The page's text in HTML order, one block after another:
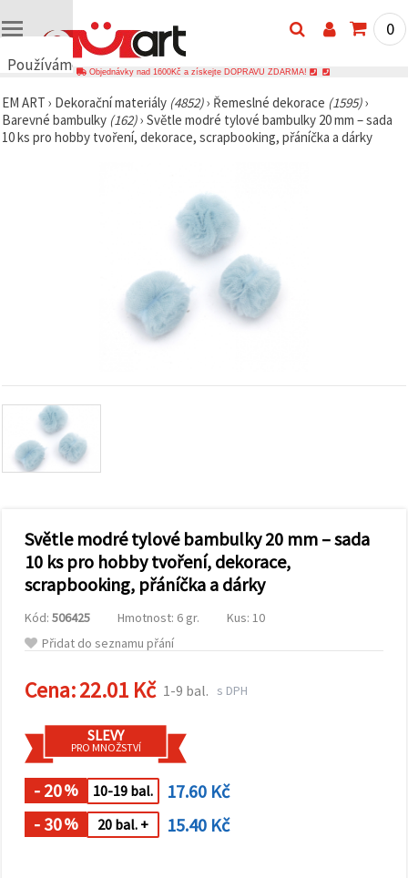
Používáme
🍪
Používáme
cookies a
zobrazovali
obsah a
reklamu, a
to i s
pomocí
našich
marketing.
Můžete
souhlasit s
použitím
cookies
kliknutím
"Přijmout
můžete
uvést své
Nastavení
výběrem
daného
cookies a
kliknutím
na tlačítko
"Uložit"
0
Objednávky nad 1600Kč a získejte DOPRAVU ZDARMA!
EM ART › Dekorační materiály (4852)› Řemeslné dekorace (1595)›
Barevné bambulky (162)› Světle modré tylové bambulky 20 mm – sada
10 ks pro hobby tvoření, dekorace, scrapbooking, přáníčka a dárky
Světle modré tylové bambulky 20 mm – sada
10 ks pro hobby tvoření, dekorace,
scrapbooking, přáníčka a dárky
Kód: 506425 Hmotnost: 6 gr.
Kus: 10
Přidat do seznamu přání
Cena:22.01 Kč 1-9 bal. s DPH
SLEVY
PRO MNOŽSTVÍ
- 20% 10-19 bal.
17.60 Kč
- 30% 20 bal. + 15.40 Kč